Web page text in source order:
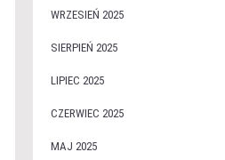
WRZESIEŃ 2025
SIERPIEŃ 2025
LIPIEC 2025
CZERWIEC 2025
MAJ 2025